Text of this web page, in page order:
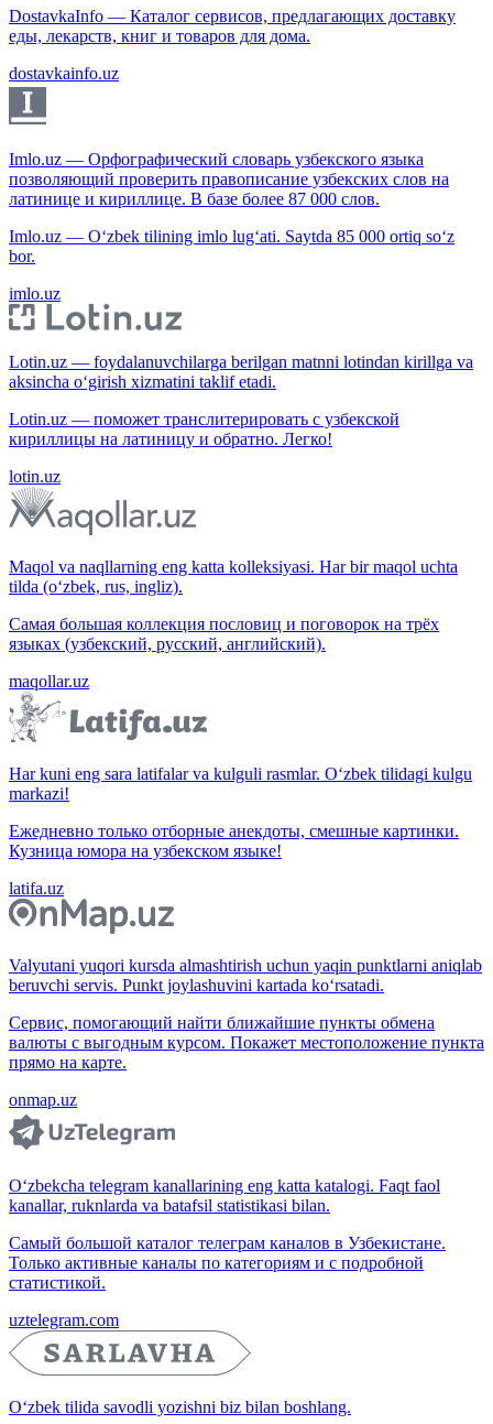
DostavkaInfo — Каталог сервисов, предлагающих доставку
еды, лекарств, книг и товаров для дома.
dostavkainfo.uz
Imlo.uz — Орфографический словарь узбекского языка
позволяющий проверить правописание узбекских слов на
латинице и кириллице. В базе более 87 000 слов.
Imlo.uz — O‘zbek tilining imlo lug‘ati. Saytda 85 000 ortiq so‘z
bor.
imlo.uz
Lotin.uz — foydalanuvchilarga berilgan matnni lotindan kirillga va
aksincha o‘girish xizmatini taklif etadi.
Lotin.uz — поможет транслитерировать с узбекской
кириллицы на латиницу и обратно. Легко!
lotin.uz
Maqol va naqllarning eng katta kolleksiyasi. Har bir maqol uchta
tilda (o‘zbek, rus, ingliz).
Самая большая коллекция пословиц и поговорок на трёх
языках (узбекский, русский, английский).
maqollar.uz
Har kuni eng sara latifalar va kulguli rasmlar. O‘zbek tilidagi kulgu
markazi!
Ежедневно только отборные анекдоты, смешные картинки.
Кузница юмора на узбекском языке!
latifa.uz
Valyutani yuqori kursda almashtirish uchun yaqin punktlarni aniqlab
beruvchi servis. Punkt joylashuvini kartada ko‘rsatadi.
Сервис, помогающий найти ближайшие пункты обмена
валюты с выгодным курсом. Покажет местоположение пункта
прямо на карте.
onmap.uz
O‘zbekcha telegram kanallarining eng katta katalogi. Faqt faol
kanallar, ruknlarda va batafsil statistikasi bilan.
Самый большой каталог телеграм каналов в Узбекистане.
Только активные каналы по категориям и с подробной
статистикой.
uztelegram.com
O‘zbek tilida savodli yozishni biz bilan boshlang.